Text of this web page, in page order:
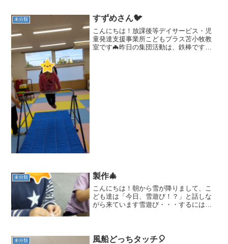
未分類 すずめさん🐦
こんにちは！放課後等デイサービス・児
童発達支援事業所こどもプラス苫小牧教
室です🦇昨日の集団活動は、鉄棒ですず
未分類 製作🎄
こんにちは！朝から雪が降りまして、こ
ども達は「今日、雪遊び！？」と話しな
がら来ています雪遊び・・・するにはも
ンタさんとトナカ...
未分類 風船どっちタッチ🎈